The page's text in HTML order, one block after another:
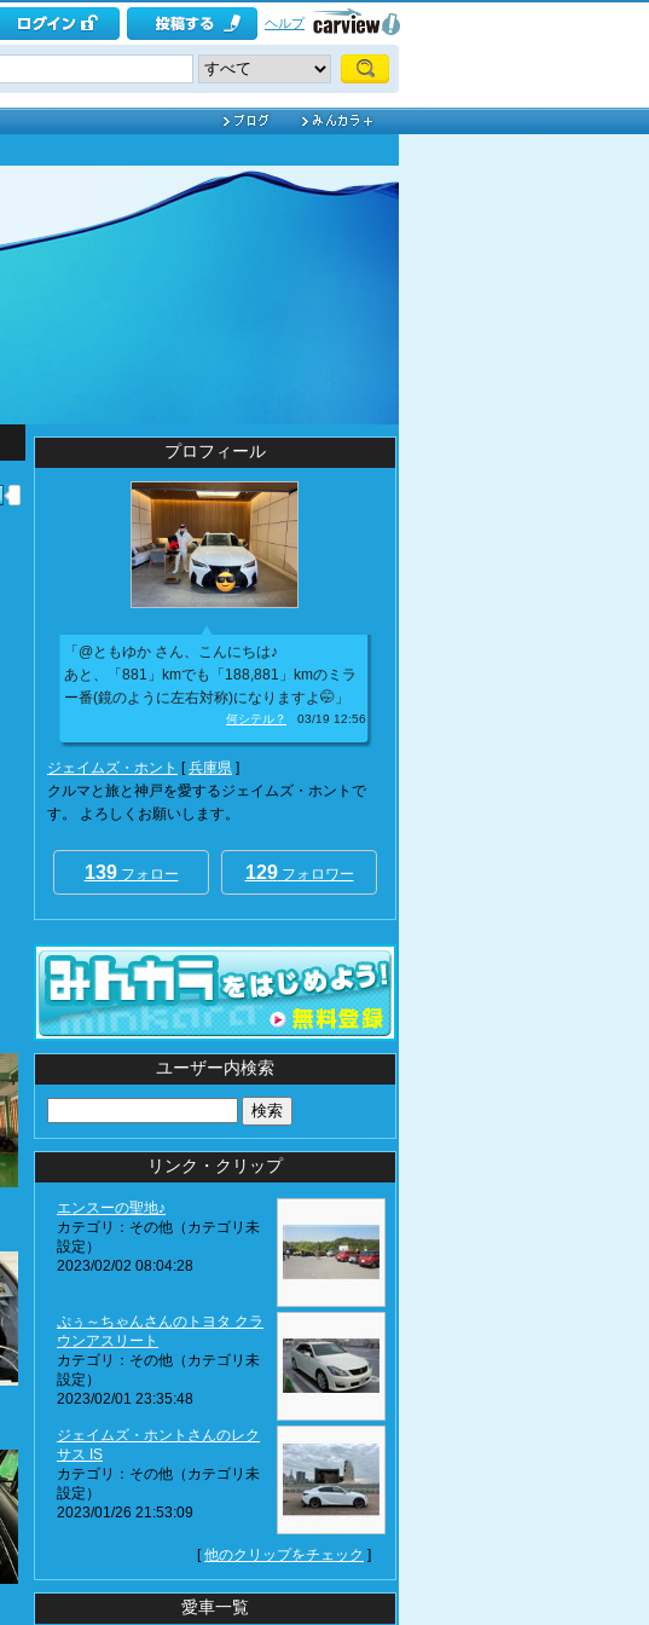
ヘルプ
プロフィール
「@ともゆか さん、こんにちは♪
あと、「881」kmでも「188,881」kmのミラ
ー番(鏡のように左右対称)になりますよ🤭」
何シテル？ 03/19 12:56
ジェイムズ・ホント [兵庫県 ]
クルマと旅と神戸を愛するジェイムズ・ホントで
す。 よろしくお願いします。
139フォロー 129フォロワー
ユーザー内検索
リンク・クリップ
エンスーの聖地♪
カテゴリ：その他（カテゴリ未
設定）
2023/02/02 08:04:28
ぷぅ～ちゃんさんのトヨタ クラ
ウンアスリート
カテゴリ：その他（カテゴリ未
設定）
2023/02/01 23:35:48
ジェイムズ・ホントさんのレク
サス IS
カテゴリ：その他（カテゴリ未
設定）
2023/01/26 21:53:09
[他のクリップをチェック ]
愛車一覧